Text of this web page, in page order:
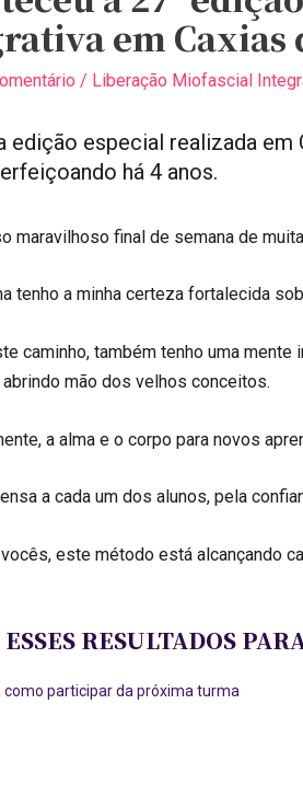
em Caxias
/ Liberação Miofascial
edição especial realizada em
há 4 anos.
maravilhoso final de semana de
tenho a minha certeza fortalecida
caminho, também tenho uma
mão dos velhos conceitos.
a alma e o corpo para novos
a cada um dos alunos, pela
este método está alcançando
RESULTADOS
como participar da próxima turma